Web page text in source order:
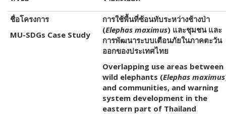
ชื่อโครงการ
MU-SDGs Case Study
การใช้พื้นที่ซ้อนทับระหว่างช้างป่า
(Elephas maximus) และชุมชน และ
การพัฒนาระบบเตือนภัยในภาคตะวัน
ออกของประเทศไทย
Overlapping use areas between
wild elephants (Elephas maximus
and communities, and warning
system development in the
eastern part of Thailand